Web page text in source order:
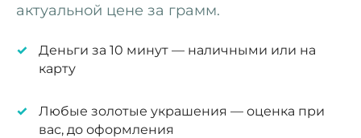
актуальной цене за грамм.
Деньги за 10 минут — наличными или на
карту
Любые золотые украшения — оценка при
вас, до оформления